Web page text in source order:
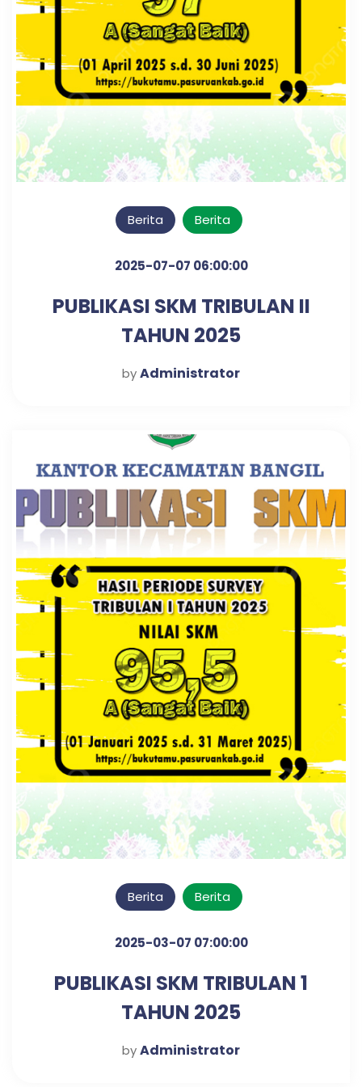
Berita Berita
2025-07-07 06:00:00
PUBLIKASI SKM TRIBULAN II
TAHUN 2025
byAdministrator
Berita Berita
2025-03-07 07:00:00
PUBLIKASI SKM TRIBULAN 1
TAHUN 2025
byAdministrator